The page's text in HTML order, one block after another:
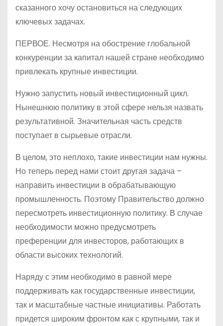
сказанного хочу остановиться на следующих
ключевых задачах.
ПЕРВОЕ. Несмотря на обострение глобальной
конкуренции за капитал нашей стране необходимо
привлекать крупные инвестиции.
Нужно запустить новый инвестиционный цикл.
Нынешнюю политику в этой сфере нельзя назвать
результативной. Значительная часть средств
поступает в сырьевые отрасли.
В целом, это неплохо, такие инвестиции нам нужны.
Но теперь перед нами стоит другая задача –
направить инвестиции в обрабатывающую
промышленность. Поэтому Правительство должно
пересмотреть инвестиционную политику. В случае
необходимости можно предусмотреть
преференции для инвесторов, работающих в
области высоких технологий.
Наряду с этим необходимо в равной мере
поддерживать как государственные инвестиции,
так и масштабные частные инициативы. Работать
придется широким фронтом как с крупными, так и